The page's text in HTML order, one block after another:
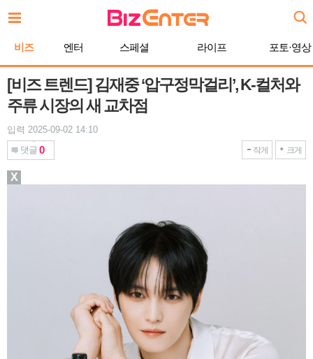
문
기
비즈 엔터 스페셜 라이프 포토·영상
[비즈 트렌드] 김재중 ‘압구정막걸리’, K-컬처와
주류 시장의 새 교차점
입력 2025-09-02 14:10
댓글 0 작게 크게
X